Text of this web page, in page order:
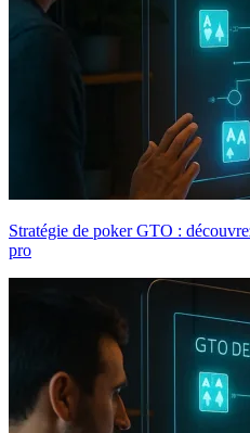
Stratégie de poker GTO :
pro